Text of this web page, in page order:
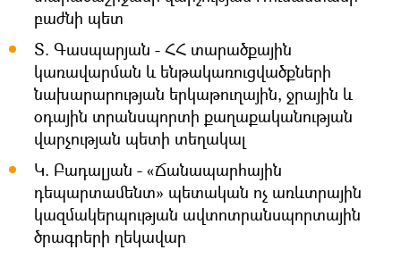
բաժնի պետ
Տ. Գասպարյան - ՀՀ տարածքային
կառավարման և ենթակառուցվածքների
նախարարության երկաթուղային, ջրային և
օդային տրանսպորտի քաղաքականության
վարչության պետի տեղակալ
Կ. Բադալյան - «Ճանապարհային
դեպարտամենտ» պետական ոչ առևտրային
կազմակերպության ավտոտրանսպորտային
ծրագրերի ղեկավար